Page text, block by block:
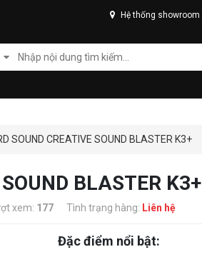
Hệ thống showroom
SOUND CREATIVE SOUND BLASTER K3+
BLASTER K3+
xem: 177 Tình trạng hàng: Liên hệ
Đặc điểm nổi bật: